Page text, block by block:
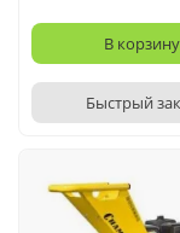
В корзину
Быстрый